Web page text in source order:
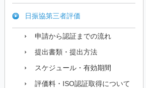
日振協第三者評価
申請から認証までの流れ
提出書類・提出方法
スケジュール・有効期間
評価料・ISO認証取得について